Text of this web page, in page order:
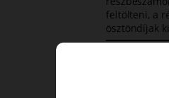
feltölteni, a
ösztöndíjak